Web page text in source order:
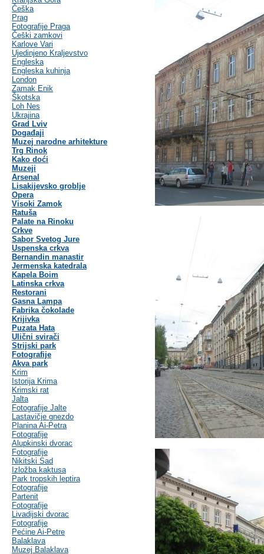
Češka
Prag
Fotografije Praga
Češki zamkovi
Karlove Vari
Ujedinjeno Kraljevstvo
Engleska
Engleska kuhinja
London
Zamak Enik
Škotska
Loh Nes
Ukrajina
Grad Lviv
Događaji
Muzej narodne arhitekture
Trg Rinok
Kako doći
Muzeji
Arsenal
Lisakijevsko groblje
Opera
Visoki Zamok
Ratuša
Palate na Rinoku
Crkve
Sabor Svetog Jure
Uspenska crkva
Bernandin manastir
Jermenska katedrala
Kapela Boim
Latinska crkva
Restorani
Gasna Lampa
Fabrika čokolade
Krijivka
Puzata Hata
Ulični svirači
Strijski park
Fotografije
Akva park
Krim
Istorija Krima
Krimski rat
Jalta
Fotografije Jalte
Lastavičje gnezdo
Planina Ai-Petra
Fotografije
Alupkinski dvorac
Fotografije
Nikitski Sad
Izložba kaktusa
Park tropskih leptira
Fotografije
Partenit
Fotografije
Livadijski dvorac
Fotografije
Pećine Ai-Petre
Balaklava
Muzej Balaklava